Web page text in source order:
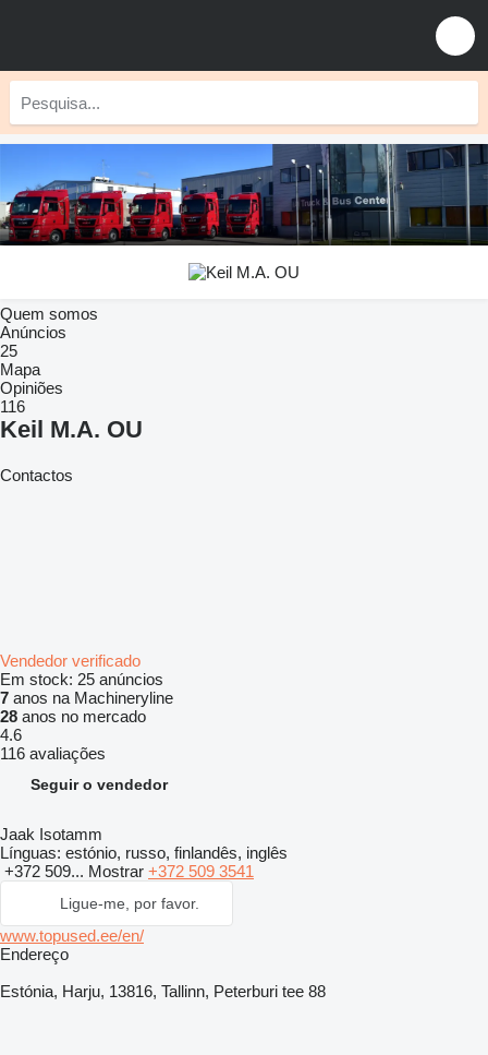
Quem somos
Anúncios
25
Mapa
Opiniões
116
Keil M.A. OU
Contactos
Vendedor verificado
Em stock: 25 anúncios
7 anos na Machineryline
28 anos no mercado
4.6
116 avaliações
Seguir o vendedor
Jaak Isotamm
Línguas: estónio, russo, finlandês, inglês
+372 509... Mostrar +372 509 3541
Ligue-me, por favor.
www.topused.ee/en/
Endereço
Estónia, Harju, 13816, Tallinn, Peterburi tee 88